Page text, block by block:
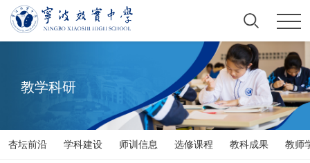
教学科研
杏坛前沿 学科建设 师训信息 选修课程 教科成果 教师